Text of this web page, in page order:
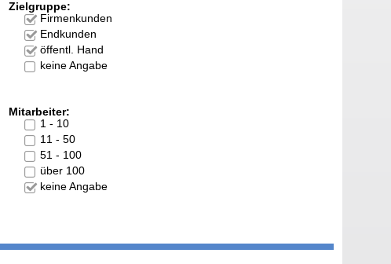
Zielgruppe:
Firmenkunden
Endkunden
öffentl. Hand
keine Angabe
Mitarbeiter:
1 - 10
11 - 50
51 - 100
über 100
keine Angabe